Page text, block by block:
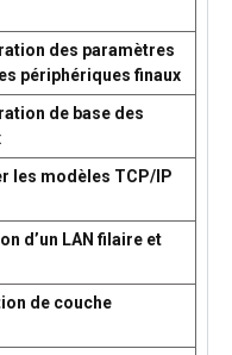
des paramètres
périphériques finaux
de base des
les modèles TCP/IP
d’un LAN filaire et
de couche